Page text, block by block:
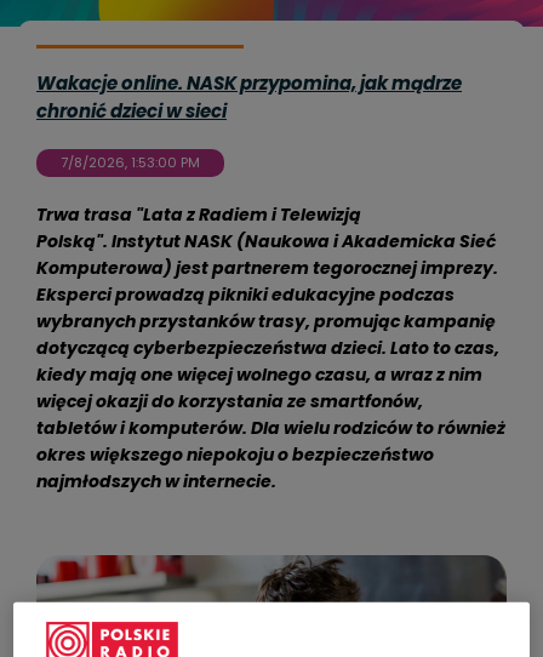
Wakacje online. NASK przypomina, jak mądrze
chronić dzieci w sieci
7/8/2026, 1:53:00 PM
Trwa trasa "Lata z Radiem i Telewizją
Polską". Instytut NASK (Naukowa i Akademicka Sieć
Komputerowa) jest partnerem tegorocznej imprezy.
Eksperci prowadzą pikniki edukacyjne podczas
wybranych przystanków trasy, promując kampanię
dotyczącą cyberbezpieczeństwa dzieci. Lato to czas,
kiedy mają one więcej wolnego czasu, a wraz z nim
więcej okazji do korzystania ze smartfonów,
tabletów i komputerów. Dla wielu rodziców to również
okres większego niepokoju o bezpieczeństwo
najmłodszych w internecie.